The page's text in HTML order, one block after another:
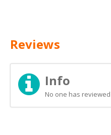
Reviews
Info
No one has